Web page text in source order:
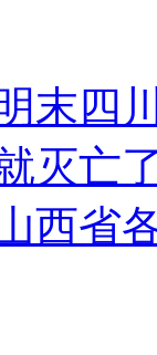
末四
灭亡了
西省